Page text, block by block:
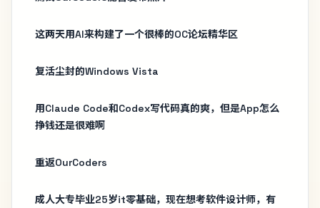
这两天用AI来构建了一个很棒的OC论坛精华区
复活尘封的Windows Vista
用Claude Code和Codex写代码真的爽，但是App怎么
挣钱还是很难啊
重返OurCoders
成人大专毕业25岁it零基础，现在想考软件设计师，有